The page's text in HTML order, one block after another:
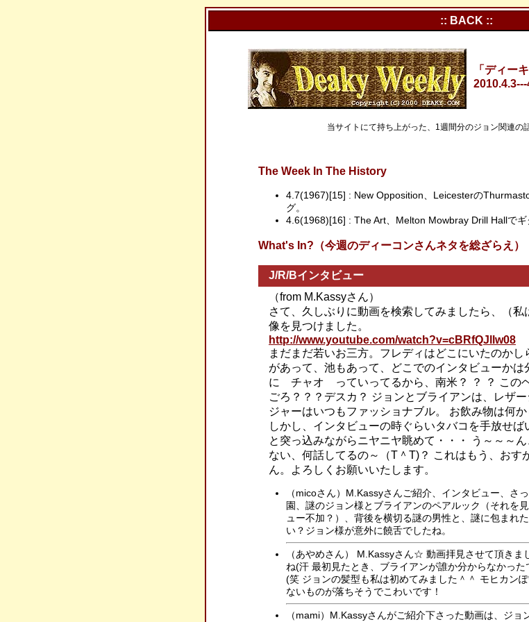
:: BACK ::
「ディー
当サイトにて持ち上がった、1週間分のジョン関連の
The Week In The History
4.7(1967)[15] : New Opposition、Leicesterの
グ。
4.6(1968)[16] : The Art、Melton Mowbray Drill Hallでギ
What's In?（今週のディーコンさんネタを総ざらえ）
J/R/Bインタビュー
（from M.Kassyさん）
さて、久しぶりに動画を検索してみましたら、（
像を見つけました。
http://www.youtube.com/watch?v=cBRfQJllw08
まだまだ若いお三方。フレディはどこにいたのか
があって、池もあって、どこでのインタビューかは
に チャオ っていってるから、南米？ ？ ？ この
ごろ？？？デスカ？ ジョンとブライアンは、レザ
ジャーはいつもファッショナブル。 お飲み物は何
しかし、インタビューの時ぐらいタバコを手放せ
と突っ込みながらニヤニヤ眺めて・・・ う～～～
ない、何話してるの～（T＾T)？ これはもう、おす
ん。よろしくお願いいたします。
（micoさん）M.Kassyさんご紹介、インタビュー、さ
園、謎のジョン様とブライアンのペアルック（それを
ュー不加？）、背後を横切る謎の男性と、謎に包まれ
い？ジョン様が意外に饒舌でしたね。
（あやめさん） M.Kassyさん☆ 動画拝見させて頂きま
ね(汗 最初見たとき、ブライアンが誰か分からなかっ
(笑 ジョンの髪型も私は初めてみました＾＾ モヒカン
ないものが落ちそうでこわいです！
（mami）M.Kassyさんがご紹介下さった動画は、ジ